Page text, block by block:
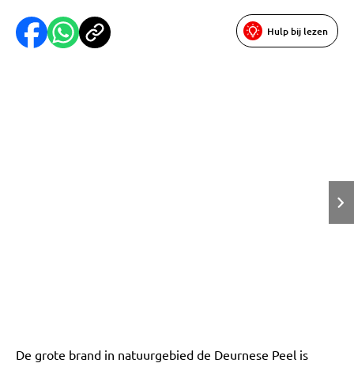
Hulp bij lezen
De grote brand in natuurgebied de Deurnese Peel is